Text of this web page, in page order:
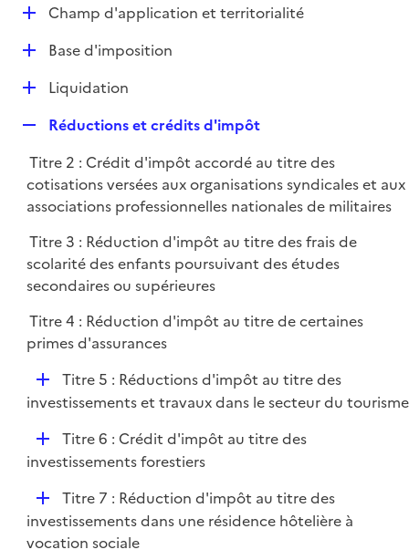
p
l
i
e
DChamp d'application et territorialité
D
e
r
Base d'imposition
D
l
i
e
r
Liquidation
p
l
i
e
Réductions et crédits d'impôt
Titre 2 : Crédit d'impôt accordé au titre des
cotisations versées aux organisations syndicales et aux
associations professionnelles nationales de militaires
Titre 3 : Réduction d'impôt au titre des frais de
scolarité des enfants poursuivant des études
secondaires ou supérieures
Titre 4 : Réduction d'impôt au titre de certaines
primes d'assurances
D
é
i
Titre 5 : Réductions d'impôt au titre des
investissements et travaux dans le secteur du tourisme
D
é
i
e
Titre 6 : Crédit d'impôt au titre des
investissements forestiers
D
é
p
Titre 7 : Réduction d'impôt au titre des
investissements dans une résidence hôtelière à
vocation sociale